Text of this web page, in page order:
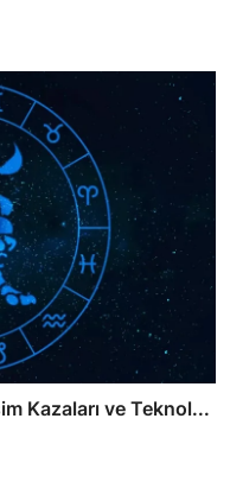
Kazaları ve Teknol...